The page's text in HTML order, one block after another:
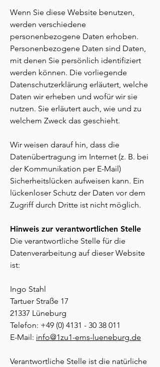
Wenn Sie diese Website benutzen,
werden verschiedene
personenbezogene Daten erhoben.
Personenbezogene Daten sind Daten,
mit denen Sie persönlich identifiziert
werden können. Die vorliegende
Datenschutzerklärung erläutert, welche
Daten wir erheben und wofür wir sie
nutzen. Sie erläutert auch, wie und zu
welchem Zweck das geschieht.
Wir weisen darauf hin, dass die
Datenübertragung im Internet (z. B. bei
der Kommunikation per E-Mail)
Sicherheitslücken aufweisen kann. Ein
lückenloser Schutz der Daten vor dem
Zugriff durch Dritte ist nicht möglich.
Hinweis zur verantwortlichen Stelle
Die verantwortliche Stelle für die
Datenverarbeitung auf dieser Website
ist:
Ingo Stahl
Tartuer Straße 17
21337 Lüneburg
Telefon: +49 (0) 4131 - 30 38 011
E-Mail: info@1zu1-ems-lueneburg.de
Verantwortliche Stelle ist die natürliche